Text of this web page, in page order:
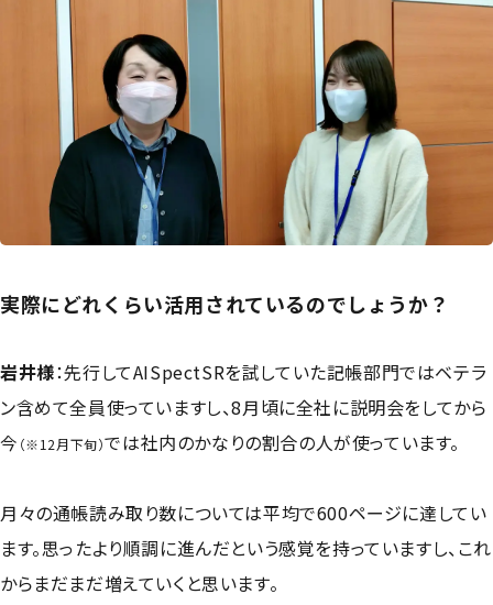
実際にどれくらい活用されているのでしょうか？
岩井様：先行してAISpectSRを試していた記帳部門ではベテラ
ン含めて全員使っていますし、8月頃に全社に説明会をしてから
今 （※12月下旬）では社内のかなりの割合の人が使っています。
月々の通帳読み取り数については平均で600ページに達してい
ます。思ったより順調に進んだという感覚を持っていますし、これ
からまだまだ増えていくと思います。